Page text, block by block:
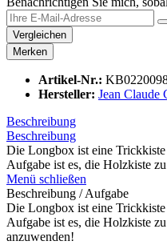
Vergleichen
Merken
Artikel-Nr.:
Hersteller: Jean Claude
Beschreibung
Beschreibung
Die Longbox ist eine
Aufgabe ist es, die Holzkiste
Menü schließen
Beschreibung / Aufgabe
Die Longbox ist eine
Aufgabe ist es, die Holzkiste
anzuwenden!